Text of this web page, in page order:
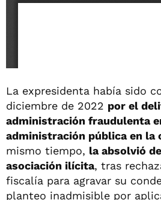
La expresidenta había sido
diciembre de 2022 por el
administración fraudulenta
administración pública en la
mismo tiempo, la absolvió
asociación ilícita, tras
fiscalía para agravar su
planteo inadmisible por